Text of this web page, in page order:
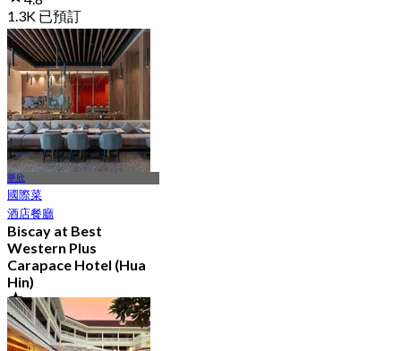
1.3K 已預訂
起฿ 750
華欣
國際菜
酒店餐廳
Biscay at Best
Western Plus
Carapace Hotel (Hua
Hin)
4.7
79 已預訂
起฿ 425